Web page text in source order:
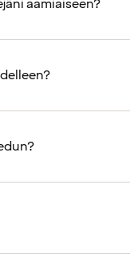
aamiaiseen?